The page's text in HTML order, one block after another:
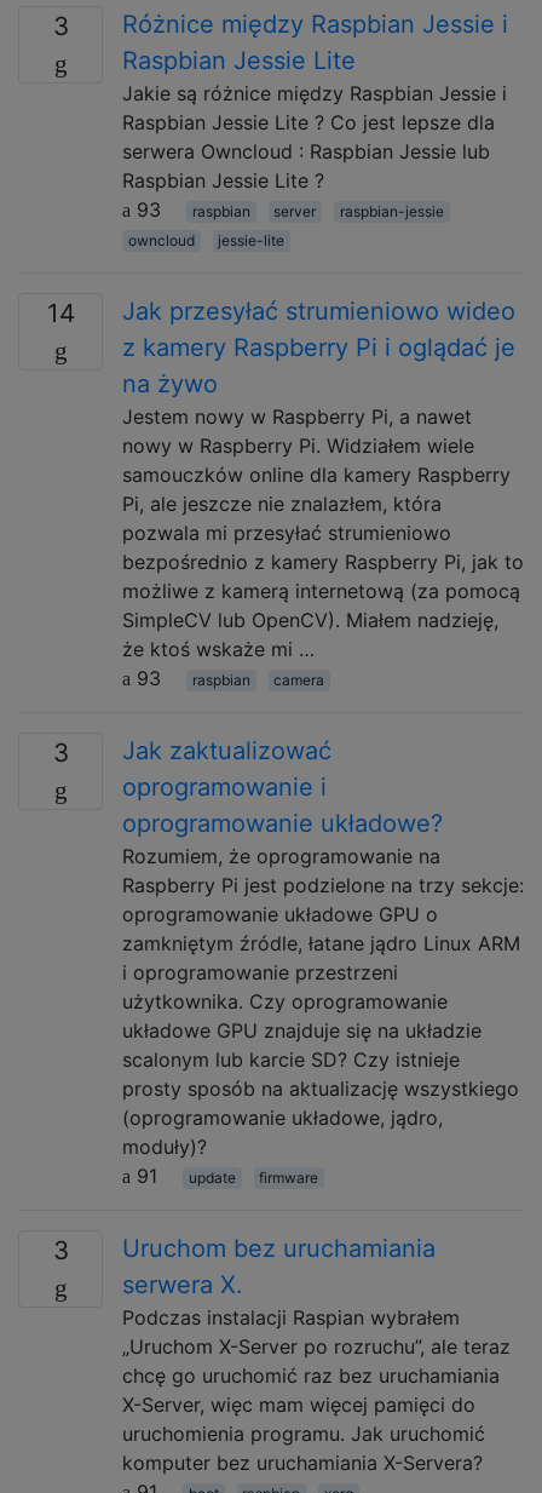
3
Różnice między Raspbian Jessie i
Raspbian Jessie Lite
Jakie są różnice między Raspbian Jessie i
Raspbian Jessie Lite ? Co jest lepsze dla
serwera Owncloud : Raspbian Jessie lub
Raspbian Jessie Lite ?
93
raspbian server
raspbian-jessie
owncloud
jessie-lite
14
Jak przesyłać strumieniowo wideo
z kamery Raspberry Pi i oglądać je
na żywo
Jestem nowy w Raspberry Pi, a nawet
nowy w Raspberry Pi. Widziałem wiele
samouczków online dla kamery Raspberry
Pi, ale jeszcze nie znalazłem, która
pozwala mi przesyłać strumieniowo
bezpośrednio z kamery Raspberry Pi, jak to
możliwe z kamerą internetową (za pomocą
SimpleCV lub OpenCV). Miałem nadzieję,
że ktoś wskaże mi …
93
raspbian camera
3
Jak zaktualizować
oprogramowanie i
oprogramowanie układowe?
Rozumiem, że oprogramowanie na
Raspberry Pi jest podzielone na trzy sekcje:
oprogramowanie układowe GPU o
zamkniętym źródle, łatane jądro Linux ARM
i oprogramowanie przestrzeni
użytkownika. Czy oprogramowanie
układowe GPU znajduje się na układzie
scalonym lub karcie SD? Czy istnieje
prosty sposób na aktualizację wszystkiego
(oprogramowanie układowe, jądro,
moduły)?
91
update firmware
3
Uruchom bez uruchamiania
serwera X.
Podczas instalacji Raspian wybrałem
„Uruchom X-Server po rozruchu”, ale teraz
chcę go uruchomić raz bez uruchamiania
X-Server, więc mam więcej pamięci do
uruchomienia programu. Jak uruchomić
komputer bez uruchamiania X-Servera?